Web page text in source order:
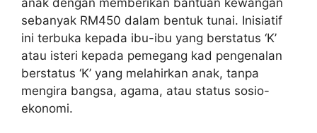
sebanyak RM450 dalam bentuk tunai. Inisiatif
ini terbuka kepada ibu-ibu yang berstatus ‘K’
atau isteri kepada pemegang kad pengenalan
berstatus ‘K’ yang melahirkan anak, tanpa
mengira bangsa, agama, atau status sosio-
ekonomi.